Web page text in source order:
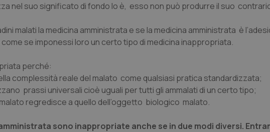
nel suo significato di fondo lo è, esso non può produrre il suo
malati la medicina amministrata e se la medicina amministrata è
se imponessi loro un certo tipo di medicina inappropriata.
perché:
complessità reale del malato come qualsiasi pratica standardizzata;
prassi universali cioè uguali per tutti gli ammalati di un certo tipo;
regredisce a quello dell’oggetto biologico malato.
sono inappropriate anche se in due modi diversi.